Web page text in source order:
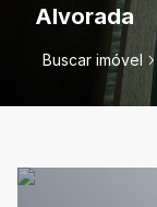
Alvorada
Buscar imóvel